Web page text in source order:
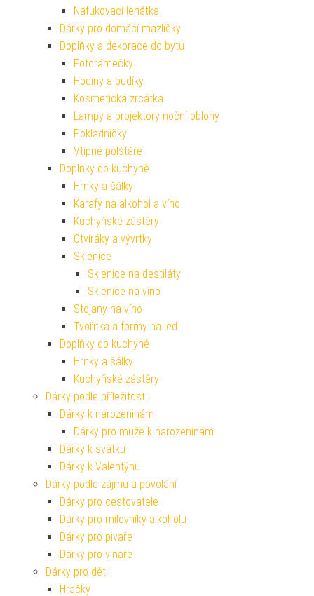
Nafukovací lehátka
Dárky pro domácí mazlíčky
Doplňky a dekorace do bytu
Fotorámečky
Hodiny a budíky
Kosmetická zrcátka
Lampy a projektory noční oblohy
Pokladničky
Vtipné polštáře
Doplňky do kuchyně
Hrnky a šálky
Karafy na alkohol a víno
Kuchyňské zástěry
Otvíráky a vývrtky
Sklenice
Sklenice na destiláty
Sklenice na víno
Stojany na víno
Tvořítka a formy na led
Doplňky do kuchyně
Hrnky a šálky
Kuchyňské zástěry
Dárky podle příležitosti
Dárky k narozeninám
Dárky pro muže k narozeninám
Dárky k svátku
Dárky k Valentýnu
Dárky podle zájmu a povolání
Dárky pro cestovatele
Dárky pro milovníky alkoholu
Dárky pro pivaře
Dárky pro vinaře
Dárky pro děti
Hračky